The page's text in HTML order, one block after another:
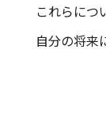
これらにつ
自分の将来